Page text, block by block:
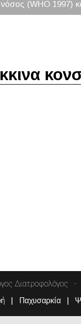
νόσος (WHO 1997)
Διατροφολόγος
Παχυσαρκία